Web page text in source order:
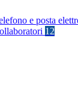
e posta
12